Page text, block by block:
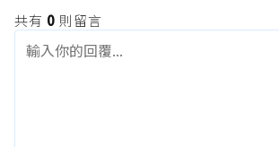
共有 0 則留言